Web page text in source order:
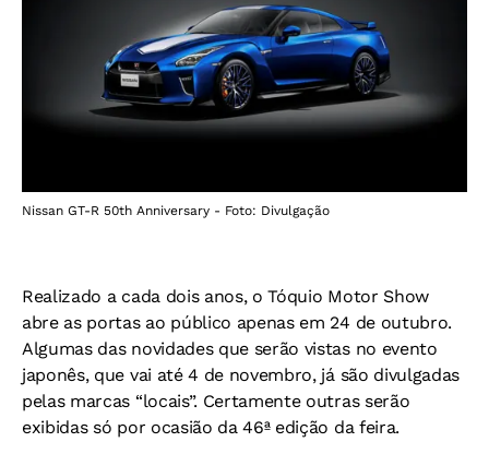
Nissan GT-R 50th Anniversary - Foto: Divulgação
Realizado a cada dois anos, o Tóquio Motor Show
abre as portas ao público apenas em 24 de outubro.
Algumas das novidades que serão vistas no evento
japonês, que vai até 4 de novembro, já são divulgadas
pelas marcas “locais”. Certamente outras serão
exibidas só por ocasião da 46ª edição da feira.